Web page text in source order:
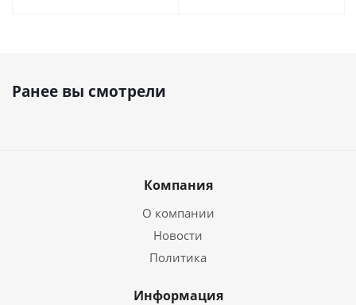
Ранее вы смотрели
Компания
О компании
Новости
Политика
Информация